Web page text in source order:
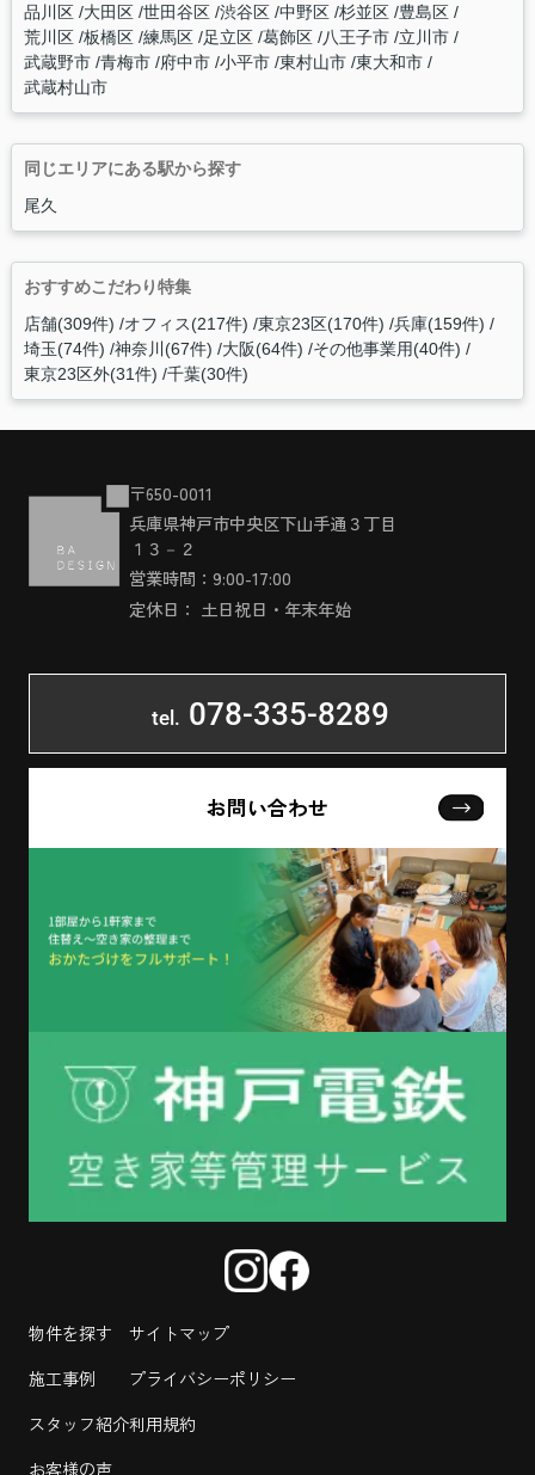
品川区 大田区 世田谷区 渋谷区 中野区 杉並区 豊島区
荒川区 板橋区 練馬区 足立区 葛飾区 八王子市 立川市
武蔵野市 青梅市 府中市 小平市 東村山市 東大和市
武蔵村山市
同じエリアにある駅から探す
尾久
おすすめこだわり特集
店舗(309件) オフィス(217件) 東京23区(170件) 兵庫(159件)
埼玉(74件) 神奈川(67件) 大阪(64件) その他事業用(40件)
東京23区外(31件) 千葉(30件)
〒650-0011
兵庫県神戸市中央区下山手通３丁目
１３－２
営業時間：9:00-17:00
定休日： 土日祝日・年末年始
tel. 078-335-8289
お問い合わせ
物件を探す
施工事例
スタッフ紹介
お客様の声
サイトマップ
プライバシーポリシー
利用規約